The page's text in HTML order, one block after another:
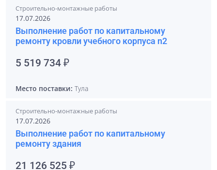
Строительно-монтажные работы
17.07.2026
Выполнение работ по капитальному
ремонту кровли учебного корпуса n2
5 519 734 ₽
Место поставки: Тула
Строительно-монтажные работы
17.07.2026
Выполнение работ по капитальному
ремонту здания
21 126 525 ₽